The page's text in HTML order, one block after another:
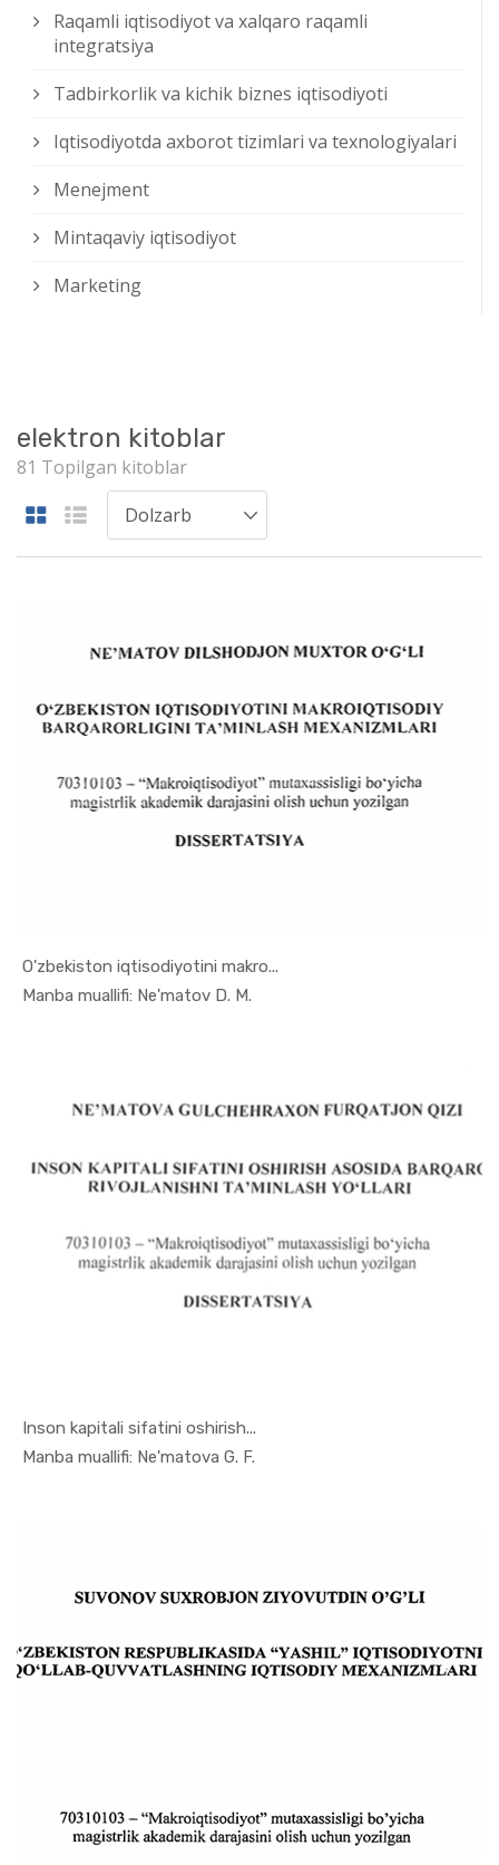
Raqamli iqtisodiyot va xalqaro raqamli
integratsiya
Tadbirkorlik va kichik biznes iqtisodiyoti
Iqtisodiyotda axborot tizimlari va texnologiyalari
Menejment
Mintaqaviy iqtisodiyot
Marketing
elektron kitoblar
81 Topilgan kitoblar
O'zbekiston iqtisodiyotini makro...
Manba muallifi: Ne'matov D. M.
In Monogra...
Inson kapitali sifatini oshirish...
Manba muallifi: Ne'matova G. F.
In Monogra...